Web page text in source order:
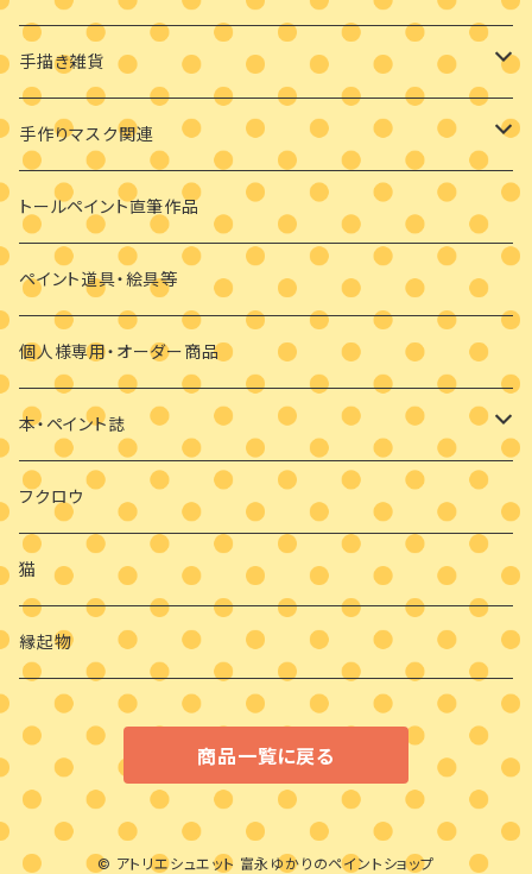
耳飾り
ペンダント
その他
素材付きキット
ビギナーさま向け
デザインパケット
ビギナーさま向け
干支の羽子板
ウッドバーニング
素材のみ
手描き雑貨
メガネケース
その他
手作りマスク関連
手描き絵付けマスク
手作り布マスク
マスクブローチ
トールペイント直筆作品
ペイント道具・絵具等
個人様専用・オーダー商品
本・ペイント誌
日めくりカレンダーオハナとイロとフクロウと
フクロウ
猫
縁起物
商品一覧に戻る
© アトリエシュエット 富永ゆかりのペイントショップ